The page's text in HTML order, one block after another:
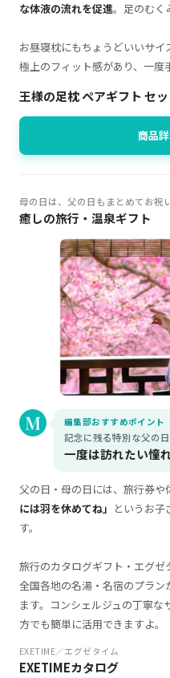
な体液の流れを促進。足のむく
お昼寝枕にもちょうどいいサ
極上のフィット感があり、一度
王様の足枕 ペアギフト セッ
商品
母の日は、父の日もまとめてお祝
癒しの旅行・温泉ギフト
編集部おすすめポイント
記念に残る特別な父の
一度は訪れたい憧
父の日・母の日には、旅行券や
には羽を休めてね」 というお
す。
旅行のカタログギフト・エグゼ
全国各地の名湯・名宿のプラン
ます。コンシェルジュの丁寧
方でも簡単に活用できますよ。
EXETIME／エグゼタイム
EXETIMEカタログ